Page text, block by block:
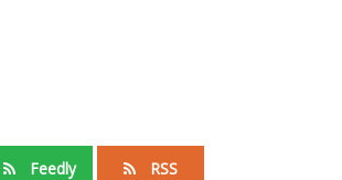
Feedly RSS